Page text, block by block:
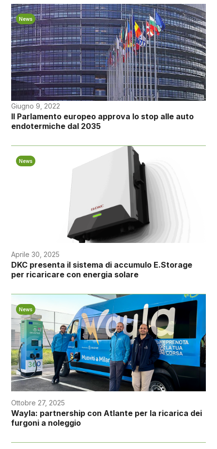
News
Giugno 9, 2022
Il Parlamento europeo approva lo stop alle auto
endotermiche dal 2035
News
Aprile 30, 2025
DKC presenta il sistema di accumulo E.Storage
per ricaricare con energia solare
News
Ottobre 27, 2025
Wayla: partnership con Atlante per la ricarica dei
furgoni a noleggio